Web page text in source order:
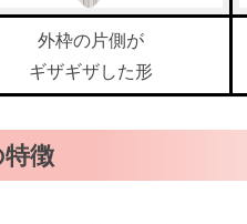
外枠の片側が
ギザギザした形
徴